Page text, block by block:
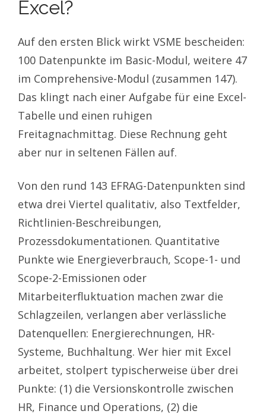
Excel?
Auf den ersten Blick wirkt VSME bescheiden:
100 Datenpunkte im Basic-Modul, weitere 47
im Comprehensive-Modul (zusammen 147).
Das klingt nach einer Aufgabe für eine Excel-
Tabelle und einen ruhigen
Freitagnachmittag. Diese Rechnung geht
aber nur in seltenen Fällen auf.
Von den rund 143 EFRAG-Datenpunkten sind
etwa drei Viertel qualitativ, also Textfelder,
Richtlinien-Beschreibungen,
Prozessdokumentationen. Quantitative
Punkte wie Energieverbrauch, Scope-1- und
Scope-2-Emissionen oder
Mitarbeiterfluktuation machen zwar die
Schlagzeilen, verlangen aber verlässliche
Datenquellen: Energierechnungen, HR-
Systeme, Buchhaltung. Wer hier mit Excel
arbeitet, stolpert typischerweise über drei
Punkte: (1) die Versionskontrolle zwischen
HR, Finance und Operations, (2) die